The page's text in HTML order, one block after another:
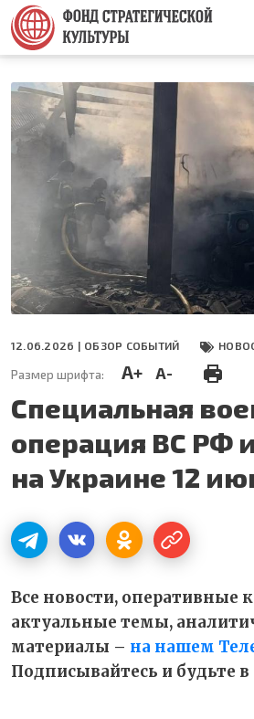
Перейти
основному
содержанию
Основная
12.06.2026 | ОБЗОР СОБЫТИЙ
Размер шрифта: A+ A-
Специальная
операция ВС РФ
на Украине 12
Все новости, оперативные
актуальные темы,
материалы – на нашем
Подписывайтесь и будьте в